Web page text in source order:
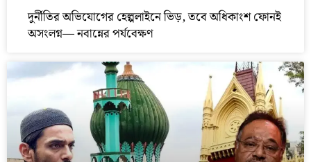
দুর্নীতির অভিযোগের হেল্পলাইনে ভিড়, তবে অধিকাংশ ফোনই
অসংলগ্ন— নবান্নের পর্যবেক্ষণ